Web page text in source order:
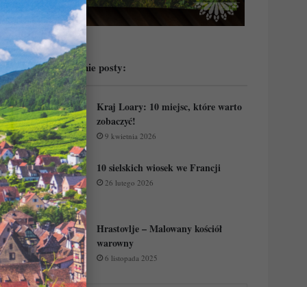
Przeczytaj ostatnie posty:
Kraj Loary: 10 miejsc, które warto
zobaczyć!
9 kwietnia 2026
10 sielskich wiosek we Francji
26 lutego 2026
Hrastovlje – Malowany kościół
warowny
6 listopada 2025